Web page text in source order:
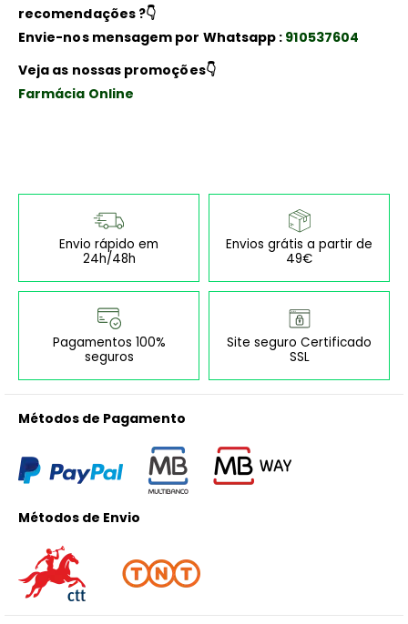
recomendações ?👇
Envie-nos mensagem por Whatsapp : 910537604
Veja as nossas promoções👇
Farmácia Online
Envio rápido em
24h/48h
Envios grátis a partir de
49€
Pagamentos 100%
seguros
Site seguro Certificado
SSL
Métodos de Pagamento
Métodos de Envio